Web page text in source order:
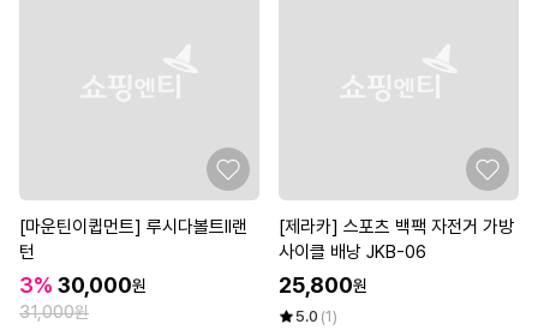
[마운틴이큅먼트] 루시다볼트II랜
턴
3% 30,000원
31,000원
[제라카] 스포츠 백팩 자전거 가방
사이클 배낭 JKB-06
25,800원
5.0 (1)